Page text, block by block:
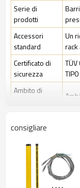
Serie di
prodotti
Accessori
standard
Un
rack
Certificato di
sicurezza
TÜV
Ambito di
Caratteristiche
raggi
Rileva la
precisione
28
consigliare